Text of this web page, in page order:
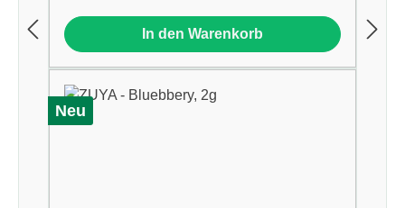
In den Warenkorb
Neu